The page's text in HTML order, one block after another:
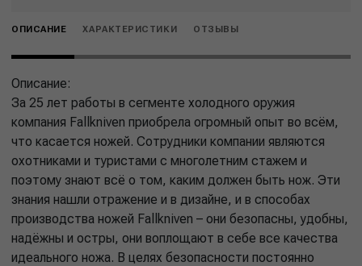
ОПИСАНИЕ ХАРАКТЕРИСТИКИ ОТЗЫВЫ
Описание:
За 25 лет работы в сегменте холодного оружия
компания Fallkniven приобрела огромный опыт во всём,
что касается ножей. Сотрудники компании являются
охотниками и туристами с многолетним стажем и
поэтому знают всё о том, каким должен быть нож. Эти
знания нашли отражение и в дизайне, и в способах
производства ножей Fallkniven – они безопасны, удобны,
надёжны и остры, они воплощают в себе все качества
идеального ножа. В целях безопасности постоянно